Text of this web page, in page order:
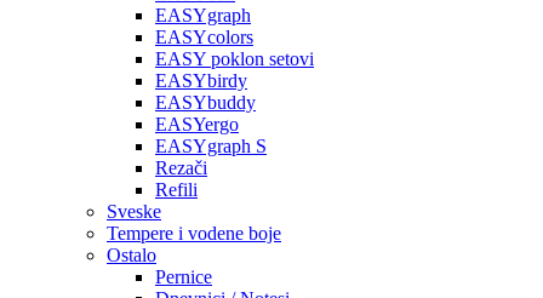
EASYgraph
EASYcolors
EASY poklon setovi
EASYbirdy
EASYbuddy
EASYergo
EASYgraph S
Rezači
Refili
Sveske
Tempere i vodene boje
Ostalo
Pernice